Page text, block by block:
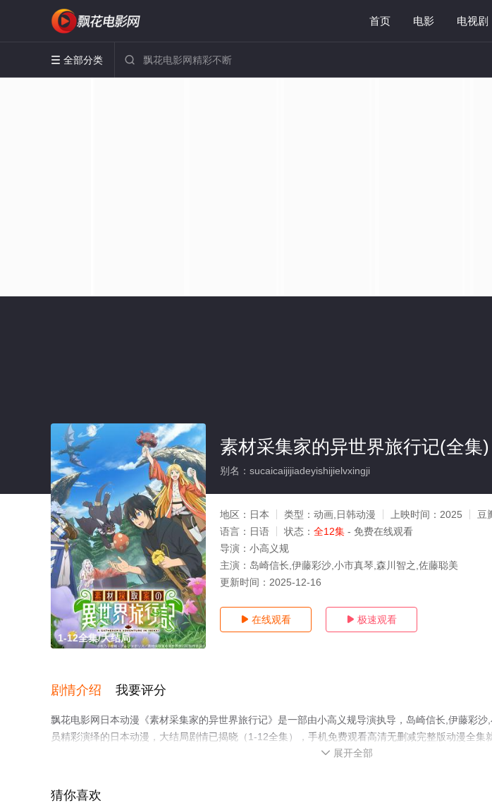
首页 电影 电视剧
 全部分类 
1-12全集/大结局
素材采集家的异世界旅行记(全集)
别名：sucaicaijijiadeyishijielvxingji
地区： 日本 类型： 动画,日韩动漫 上映时间： 2025 豆
语言： 日语 状态： 全12集 - 免费在线观看
导演： 小高义规
主演： 岛崎信长,伊藤彩沙,小市真琴,森川智之,佐藤聪美
更新时间： 2025-12-16
 在线观看  极速观看
剧情介绍 我要评分
飘花电影网日本动漫《素材采集家的异世界旅行记》是一部由小高义规导演执导，岛崎信长,伊藤彩
员精彩演绎的日本动漫，大结局剧情已揭晓（1-12全集），手机免费观看高清无删减完整版动漫全集
 展开全部
猜你喜欢